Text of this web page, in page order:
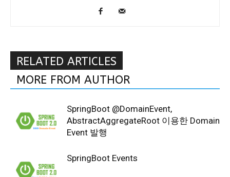
RELATED ARTICLES
MORE FROM AUTHOR
SpringBoot @DomainEvent,
AbstractAggregateRoot 이용한 Domain
Event 발행
SpringBoot Events